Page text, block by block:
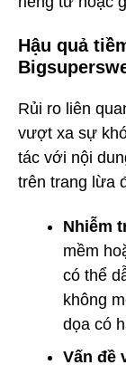
Hậu quả
Rủi ro liên
vượt xa sự
tác với nội
trên trang lừa
Nhiễm
mềm
có thể
không
dọa có
Vấn đề